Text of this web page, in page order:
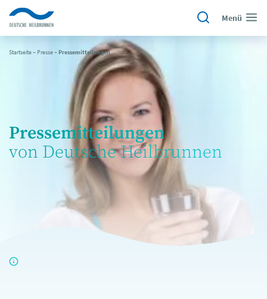
Menü
Startseite~ Presse~Pressemitteilungen
Pressemitteilungen
von Deutsche Heilbrunnen